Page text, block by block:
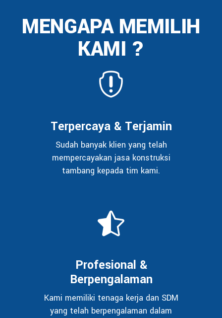
MENGAPA MEMILIH
KAMI ?
Terpercaya & Terjamin
Sudah banyak klien yang telah
mempercayakan jasa konstruksi
tambang kepada tim kami.
Profesional &
Berpengalaman
Kami memiliki tenaga kerja dan SDM
yang telah berpengalaman dalam